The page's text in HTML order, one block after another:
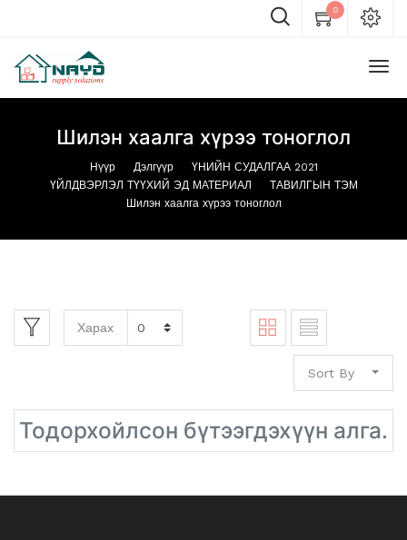
0
Шилэн хаалга хүрээ тоноглол
Нүүр Дэлгүүр
ҮНИЙН СУДАЛГАА 2021
ҮЙЛДВЭРЛЭЛ ТҮҮХИЙ ЭД МАТЕРИАЛ
ТАВИЛГЫН ТЭМ
Шилэн хаалга хүрээ тоноглол
Харах
Sort By
Тодорхойлсон бүтээгдэхүүн алга.